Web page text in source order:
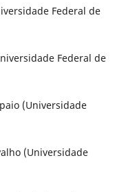
Federal de
Federal de
(Universidade
(Universidade